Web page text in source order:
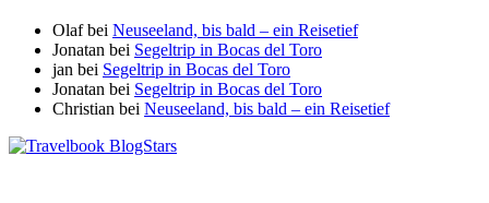
Olafbei Neuseeland, bis bald – ein Reisetief
Jonatan bei Segeltrip in Bocas del Toro
jan bei Segeltrip in Bocas del Toro
Jonatan bei Segeltrip in Bocas del Toro
Christian bei Neuseeland, bis bald – ein Reisetief